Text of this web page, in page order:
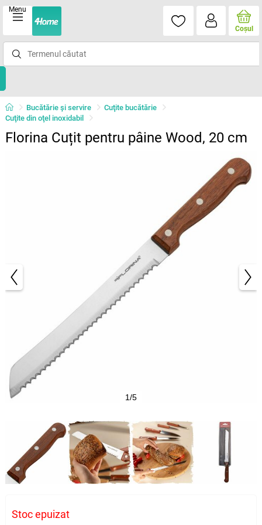
Menu
Coşul
Bucătărie și servire
Cuţite bucătărie
Cuţite din oţel inoxidabil
Florina Cuțit pentru pâine Wood, 20 cm
1/5
Stoc epuizat